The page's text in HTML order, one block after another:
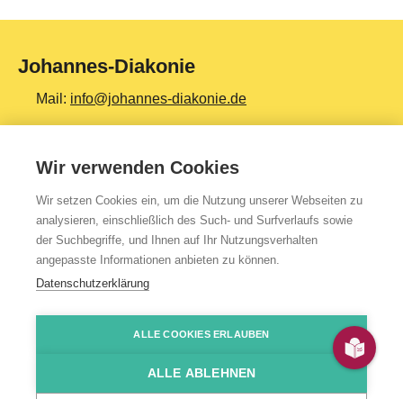
Johannes-Diakonie
Mail: info@johannes-diakonie.de
Tel:06261 - 88-0
Top Themen
Teilhabe & Assistenz
Altenpflege
Bildung & Ausbildung
Datenschutzerklärung
HinSchG-/LkSG-Hinweis JoDi Shop
Wir verwenden Cookies
Wir setzen Cookies ein, um die Nutzung unserer Webseiten zu
analysieren, einschließlich des Such- und Surfverlaufs sowie
der Suchbegriffe, und Ihnen auf Ihr Nutzungsverhalten
angepasste Informationen anbieten zu können.
Datenschutzerklärung
ALLE COOKIES ERLAUBEN
ALLE ABLEHNEN